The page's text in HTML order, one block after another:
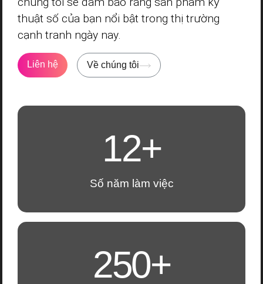
thuật số của bạn nổi bật trong thị trường
cạnh tranh ngày nay.
Liên hệ Về chúng tôi
12+
Số năm làm việc
250+